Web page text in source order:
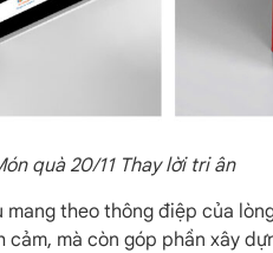
quà 20/11 Thay lời tri ân
mang theo thông điệp của
mà còn góp phần xây